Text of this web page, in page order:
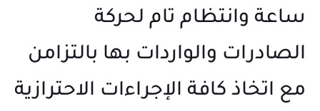
ساعة وانتظام تام لحركة
الصادرات والواردات بها بالتزامن
مع اتخاذ كافة الإجراءات الاحترازية